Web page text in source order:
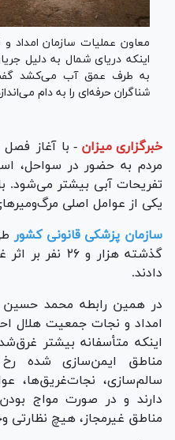
معاون عملیات سازمان امداد
اینکه دریای شمال به دلیل
به طرف عمق آب می‌کشد
شناگران حرفه‌ای را به دام
خبرگزاری میزان - با آغاز فصل
مردم به حضور در سواحل،
تفریحات آبی بیشتر می‌شود.
یکی از عوامل اصلی
سازمان پزشکی قانونی کشور
گذشته هزار و
دادند.
در همین رابطه محمد حسین
امداد و نجات جمعیت هلال
اینکه متأسفانه بیشتر
مناطق ایمن‌سازی شده
سالم‌سازی، نجات‌غریق‌ها،
دارند و در صورت مواج
مناطق غیرمجاز، هیچ نظارتی